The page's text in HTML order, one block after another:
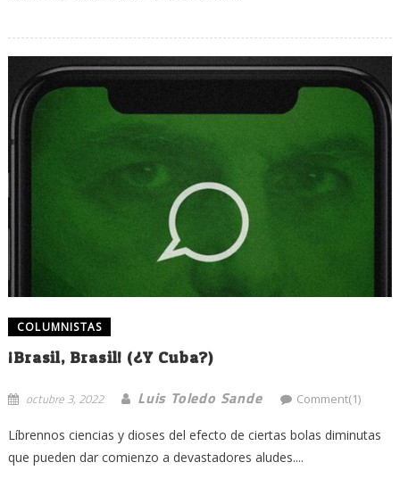
COLUMNISTAS
¡Brasil, Brasil! (¿Y Cuba?)
octubre 3, 2022 Luis Toledo Sande Comment(1)
Líbrennos ciencias y dioses del efecto de ciertas bolas diminutas
que pueden dar comienzo a devastadores aludes....